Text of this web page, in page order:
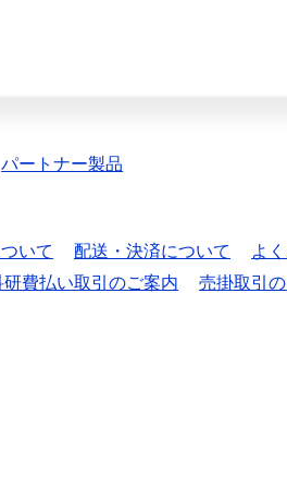
パートナー製品
いて 配送・決済について
よ
費払い取引のご案内 売掛取引